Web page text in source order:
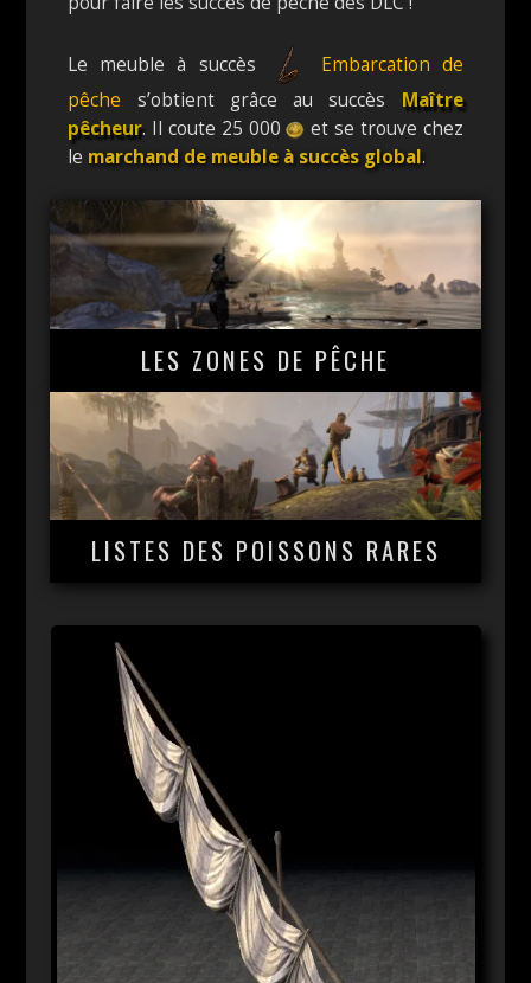
Le meuble à succès
Embarcation de
pêche s’obtient grâce au succès Maître
pêcheur. Il coute 25 000
et se trouve chez
le marchand de meuble à succès global.
LES ZONES DE PÊCHE
LISTES DES POISSONS RARES